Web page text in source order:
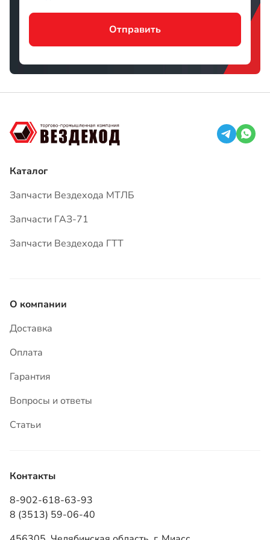
Каталог
Запчасти ГАЗ-71
Запчасти Вездехода ГТТ
Вопросы и ответы
Статьи
Контакты
8-902-618-63-93
8 (3513) 59-06-40
info@tpkvezdehod.ru
Режим работы: ПН–ПТ 9:00–18:00 (часовая зона
мск +2)